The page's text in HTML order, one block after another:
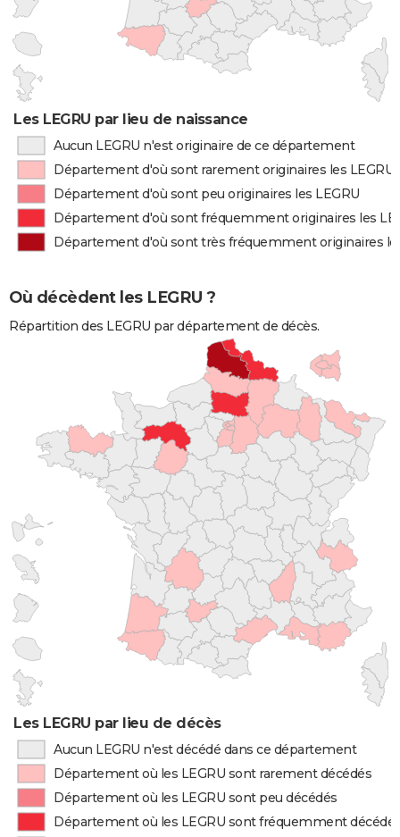
Les LEGRU par lieu de naissance
Aucun LEGRU n'est originaire de ce département
Département d'où sont rarement originaires les LEGRU
Département d'où sont peu originaires les LEGRU
Département d'où sont fréquemment originaires les
Département d'où sont très fréquemment originaires
Où décèdent les LEGRU ?
Répartition des LEGRU par département de décès.
Les LEGRU par lieu de décès
Aucun LEGRU n'est décédé dans ce département
Département où les LEGRU sont rarement décédés
Département où les LEGRU sont peu décédés
Département où les LEGRU sont fréquemment